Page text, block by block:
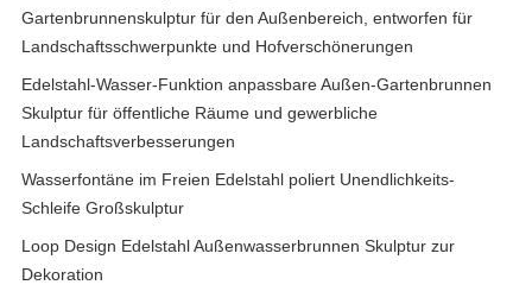
Gartenbrunnenskulptur für den Außenbereich, entworfen für
Landschaftsschwerpunkte und Hofverschönerungen
Edelstahl-Wasser-Funktion anpassbare Außen-Gartenbrunnen
Skulptur für öffentliche Räume und gewerbliche
Landschaftsverbesserungen
Wasserfontäne im Freien Edelstahl poliert Unendlichkeits-
Schleife Großskulptur
Loop Design Edelstahl Außenwasserbrunnen Skulptur zur
Dekoration